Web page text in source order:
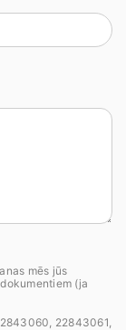
mēs jūs
(ja
22843061,